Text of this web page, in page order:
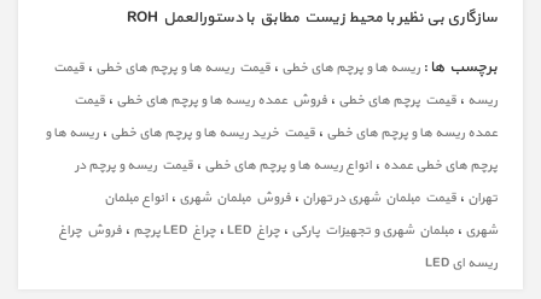
سازگاری بی نظیر با محیط زیست مطابق با دستورالعمل ROH
برچسب ها : ریسه ها و پرچم های خطی ، قیمت ریسه ها و پرچم های خطی ، قیمت
ریسه ، قیمت پرچم های خطی ، فروش عمده ریسه ها و پرچم های خطی ، قیمت
عمده ریسه ها و پرچم های خطی ، قیمت خرید ریسه ها و پرچم های خطی ، ریسه ها و
پرچم های خطی عمده ، انواع ریسه ها و پرچم های خطی ، قیمت ریسه و پرچم در
تهران ، قیمت مبلمان شهری در تهران ، فروش مبلمان شهری ، انواع مبلمان
شهری ، مبلمان شهری و تجهیزات پارکی ، چراغ LED ، چراغ LED پرچم ، فروش چراغ
ریسه ای LED